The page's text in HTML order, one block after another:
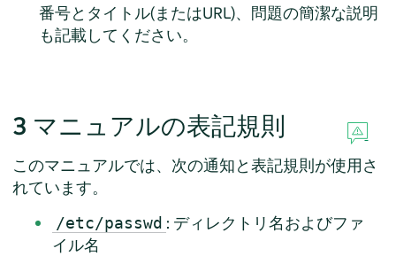
番号とタイトル(またはURL)、問題の簡潔な説明
も記載してください。
3 マニュアルの表記規則
このマニュアルでは、次の通知と表記規則が使用さ
れています。
/etc/passwd : ディレクトリ名およびファ
イル名